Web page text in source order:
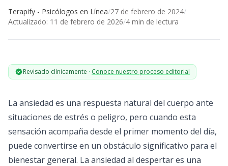
Terapify - Psicólogos en Línea/27 de febrero de 2024/
Actualizado: 11 de febrero de 2026/4 min de lectura
Revisado clínicamente · Conoce nuestro proceso editorial
La ansiedad es una respuesta natural del cuerpo ante
situaciones de estrés o peligro, pero cuando esta
sensación acompaña desde el primer momento del día,
puede convertirse en un obstáculo significativo para el
bienestar general. La ansiedad al despertar es una